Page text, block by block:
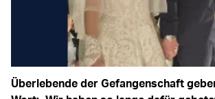
Überlebende der Gefangenschaft